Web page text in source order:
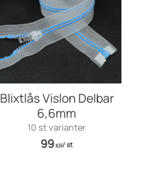
Blixtlås Vislon Delbar
6,6mm
10 st varianter
99KR/st